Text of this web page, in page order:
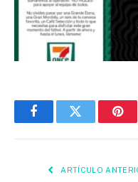
FacebookTwitter
ARTÍCULO